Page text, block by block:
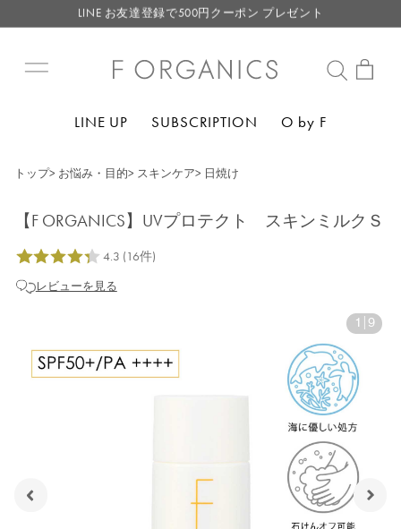
LINE お友達登録で500円クーポン プレゼント
【重要】お盆期間中のお問い合わせと商品配送に関しまして
LINE お友達登録で500円クーポン プレゼント
LINE UP SUBSCRIPTION O by F
トップ> お悩み・目的> スキンケア> 日焼け
【F ORGANICS】UVプロテクト スキンミルクＳ
レビューを見る
1 9